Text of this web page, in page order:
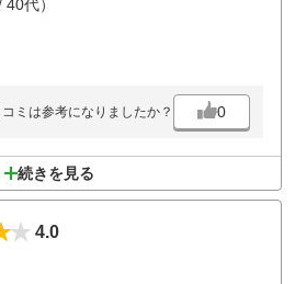
40代）
ミは参考になりましたか？ 0
続きを見る
4.0